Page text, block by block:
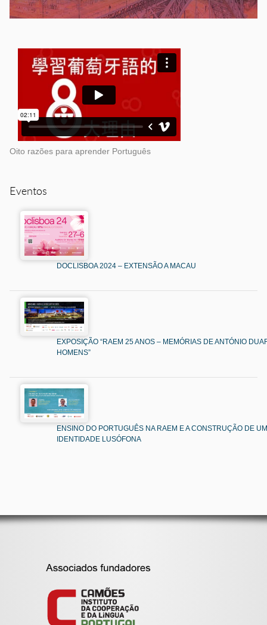
Oito razões para aprender Português
Eventos
DOCLISBOA 2024 – EXTENSÃO A MACAU
EXPOSIÇÃO “RAEM 25 ANOS – MEMÓRIAS DE ANTÓNIO
HOMENS”
ENSINO DO PORTUGUÊS NA RAEM E A CONSTRUÇÃO DE
IDENTIDADE LUSÓFONA